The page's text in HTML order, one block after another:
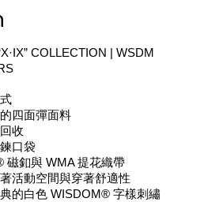
COLLECTION | WSDM
四面彈面料
收
口袋
磁釦與 WMA 提花織帶
活動空間與穿著舒適性
的白色 WISDOM® 字樣刺繡